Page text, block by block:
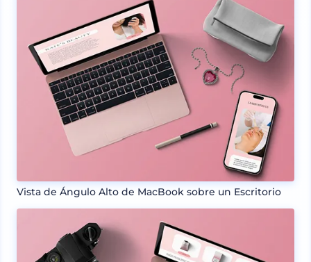
Vista de Ángulo Alto de MacBook sobre un Escritorio